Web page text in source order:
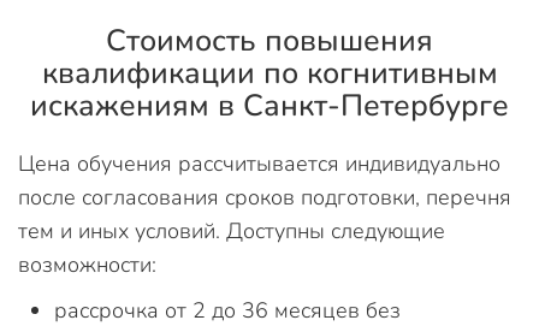
Стоимость повышения
квалификации по когнитивным
искажениям в Санкт-Петербурге
Цена обучения рассчитывается индивидуально
после согласования сроков подготовки, перечня
тем и иных условий. Доступны следующие
возможности:
рассрочка от 2 до 36 месяцев без